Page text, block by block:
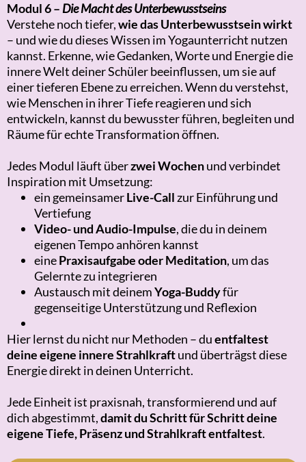
Modul 6 – Die Macht des Unterbewusstseins
Verstehe noch tiefer,wie das Unterbewusstsein wirkt
– und wie du dieses Wissen im Yogaunterricht nutzen
kannst. Erkenne, wie Gedanken, Worte und Energie die
innere Welt deiner Schüler beeinflussen, um sie auf
einer tieferen Ebene zu erreichen.Wenn du verstehst,
wie Menschen in ihrer Tiefe reagieren und sich
entwickeln, kannst du bewusster führen, begleiten und
Räume für echte Transformation öffnen.
Jedes Modul läuft überzwei Wochenund verbindet
Inspiration mit Umsetzung:
ein gemeinsamerLive-Call zur Einführung und
Vertiefung
Video- und Audio-Impulse, die du in deinem
eigenen Tempo anhören kannst
einePraxisaufgabe oder Meditation, um das
Gelernte zu integrieren
Austausch mit deinemYoga-Buddyfür
gegenseitige Unterstützung und Reflexion
Hier lernst du nicht nur Methoden – duentfaltest
deine eigene innere Strahlkraftund überträgst diese
Energie direkt in deinen Unterricht.
Jede Einheit ist praxisnah, transformierend und auf
dich abgestimmt,damit du Schritt für Schritt deine
eigene Tiefe, Präsenz und Strahlkraft entfaltest.